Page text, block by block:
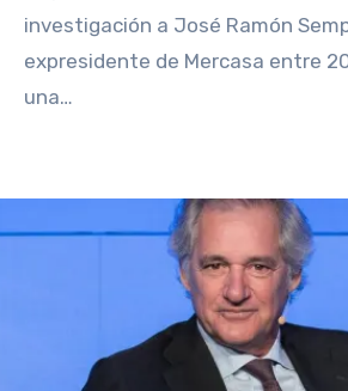
investigación a José Ramón
expresidente de Mercasa entre
una…